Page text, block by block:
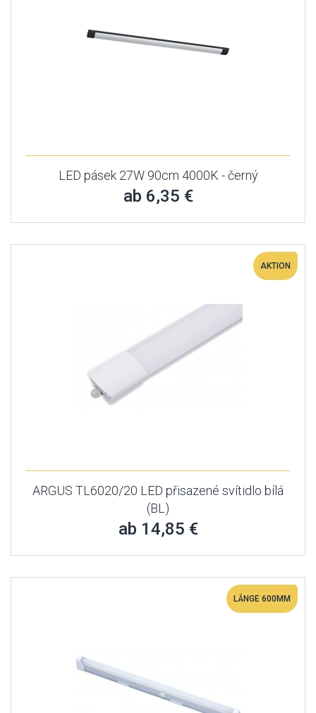
LED pásek 27W 90cm 4000K - černý
ab 6,35 €
AKTION
ARGUS TL6020/20 LED přisazené svítidlo bílá
(BL)
ab 14,85 €
LÄNGE 600MM